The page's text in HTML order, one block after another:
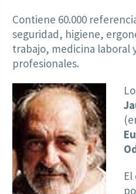
Contiene 60.000
seguridad, higiene,
trabajo, medicina laboral
profesionales.